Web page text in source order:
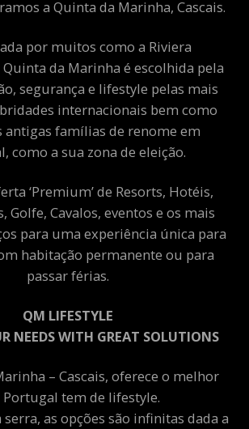
a Quinta da Marinha, Cascais.
por muitos como a Riviera
da Marinha é escolhida pela
segurança e lifestyle pelas mais
internacionais bem como
antigas famílias de renome em
como a sua zona de eleição.
‘Premium’ de Resorts, Hotéis,
Golfe, Cavalos, eventos e os mais
para uma experiência única para
habitação permanente ou para
passar férias.
QM LIFESTYLE
NEEDS WITH GREAT SOLUTIONS
– Cascais, oferece o melhor
tem de lifestyle.
serra, as opções são infinitas dada a